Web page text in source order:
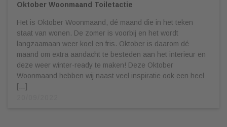
Oktober Woonmaand Toiletactie
Het is Oktober Woonmaand, dé maand die in het teken
staat van wonen. De zomer is voorbij en het wordt
langzaamaan weer koel en fris. Oktober is daarom dé
maand om extra aandacht te besteden aan het interieur en
deze weer winter-ready te maken! Deze Oktober
Woonmaand hebben wij naast veel inspiratie ook een heel
[…]